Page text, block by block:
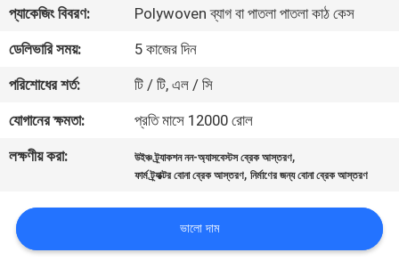
নিয়ন্ত্রণ
যোগাযোগ
করুন
উদ্ধৃতির
আবেদন
প্যাকেজিং বিবরণ:
Polywoven ব্যাগ বা পাতলা পাতলা কাঠ কেস
ডেলিভারি সময়:
5 কাজের দিন
পরিশোধের শর্ত:
টি / টি, এল / সি
যোগানের ক্ষমতা:
প্রতি মাসে 12000 রোল
লক্ষণীয় করা:
উইঞ্চ ট্র্যাকশন নন-অ্যাসবেস্টস ব্রেক আস্তরণ,
ফার্ম ট্র্যাক্টর বোনা ব্রেক আস্তরণ,নির্মাণের জন্য বোনা ব্রেক আস্তরণ
ভালো দাম